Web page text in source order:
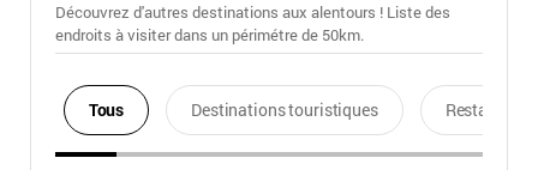
Découvrez d'autres destinations aux alentours ! Liste des
endroits à visiter dans un périmétre de 50km.
Tous Destinations touristiques Restaurants